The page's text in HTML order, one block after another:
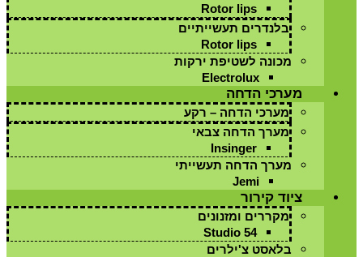
Rotor lips
בלנדרים תעשייתיים
Rotor lips
מכונה לשטיפת ירקות
Electrolux
מערכי הדחה
מערכי הדחה – רקע
מערך הדחה צבאי
Insinger
מערך הדחה תעשייתי
Jemi
ציוד קירור
מקררים ומזנונים
Studio 54
בלאסט צ'ילרים